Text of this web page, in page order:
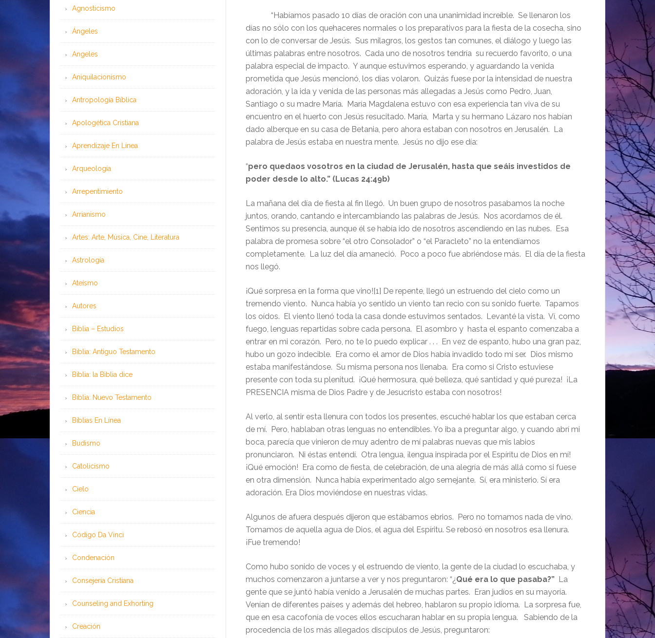
“Habíamos pasado 10 días de oración con una unanimidad increíble. Se llenaron los
días no sólo con los quehaceres normales o los preparativos para la fiesta de la cosecha, sino
con lo de conversar de Jesús. Sus milagros, los gestos tan comunes, el diálogo y luego las
últimas palabras entre nosotros. Cada uno de nosotros tendría su recuerdo favorito, o una
palabra especial de impacto. Y aunque estuvimos esperando, y aguardando la venida
prometida que Jesús mencionó, los días volaron. Quizás fuese por la intensidad de nuestra
adoración, y la ida y venida de las personas más allegadas a Jesús como Pedro, Juan,
Santiago o su madre María. María Magdalena estuvo con esa experiencia tan viva de su
encuentro en el huerto con Jesús resucitado. María, Marta y su hermano Lázaro nos habían
dado alberque en su casa de Betania, pero ahora estaban con nosotros en Jerusalén. La
palabra de Jesús estaba en nuestra mente. Jesús no dijo ese día:
“pero quedaos vosotros en la ciudad de Jerusalén, hasta que seáis investidos de
poder desde lo alto.” (Lucas 24:49b)
La mañana del día de fiesta al fin llegó. Un buen grupo de nosotros pasabamos la noche
juntos, orando, cantando e intercambiando las palabras de Jesús. Nos acordamos de él.
Sentimos su presencia, aunque él se había ido de nosotros ascendiendo en las nubes. Esa
palabra de promesa sobre “el otro Consolador” o “el Paracleto” no la entendíamos
completamente. La luz del día amaneció. Poco a poco fue abriéndose más. El día de la fiesta
nos llegó.
¡Qué sorpresa en la forma que vino![1] De repente, llegó un estruendo del cielo como un
tremendo viento. Nunca había yo sentido un viento tan recio con su sonido fuerte. Tapamos
los oídos. El viento llenó toda la casa donde estuvimos sentados. Levanté la vista. Ví, como
fuego, lenguas repartidas sobre cada persona. El asombro y hasta el espanto comenzaba a
entrar en mi corazón. Pero, no te lo puedo explicar . . . En vez de espanto, hubo una gran paz,
hubo un gozo indecible. Era como el amor de Dios había invadido todo mi ser. Dios mismo
estaba manifestándose. Su misma persona nos llenaba. Era como si Cristo estuviese
presente con toda su plenitud. ¡Qué hermosura, qué belleza, qué santidad y qué pureza! ¡La
PRESENCIA misma de Dios Padre y de Jesucristo estaba con nosotros!
Al verlo, al sentir esta llenura con todos los presentes, escuché hablar los que estaban cerca
de mí. Pero, hablaban otras lenguas no entendibles. Yo iba a preguntar algo, y cuando abrí mi
boca, parecía que vinieron de muy adentro de mí palabras nuevas que mis labios
pronunciaron. Ni éstas entendí. Otra lengua, ¡lengua inspirada por el Espíritu de Dios en mí!
¡Qué emoción! Era como de fiesta, de celebración, de una alegría de más allá como si fuese
en otra dimensión. Nunca había experimentado algo semejante. Sí, era ministerio. Sí era
adoración. Era Dios moviéndose en nuestras vidas.
Algunos de afuera después dijeron que estábamos ebrios. Pero no tomamos nada de vino.
Tomamos de aquella agua de Dios, el agua del Espíritu. Se rebosó en nosotros esa llenura.
¡Fue tremendo!
Como hubo sonido de voces y el estruendo de viento, la gente de la ciudad lo escuchaba, y
muchos comenzaron a juntarse a ver y nos preguntaron: “¿Qué era lo que pasaba?” La
gente que se juntó había venido a Jerusalén de muchas partes. Eran judíos en su mayoría.
Venían de diferentes países y además del hebreo, hablaron su propio idioma. La sorpresa fue,
que en esa cacofonía de voces ellos escucharan hablar en su propia lengua. Sabiendo de la
procedencia de los más allegados discípulos de Jesús, preguntaron:
Agnosticismo
Ángeles
Angeles
Aniquilacionismo
Antropología Bíblica
Apologética Cristiana
Aprendizaje En Línea
Arqueología
Arrepentimiento
Arrianismo
Artes: Arte, Música, Cine, Literatura
Astrología
Ateísmo
Autores
Biblia – Estudios
Biblia: Antiguo Testamento
Biblia: la Biblia dice
Biblia: Nuevo Testamento
Bíblias En Línea
Budismo
Catolicismo
Cielo
Ciencia
Código Da Vinci
Condenación
Consejería Cristiana
Counseling and Exhorting
Creación